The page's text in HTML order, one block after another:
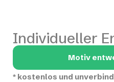
Individueller
Motiv
* kostenlos und